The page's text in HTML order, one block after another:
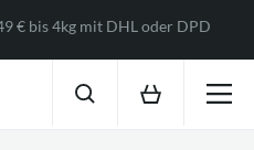
€ bis 4kg mit DHL oder DPD